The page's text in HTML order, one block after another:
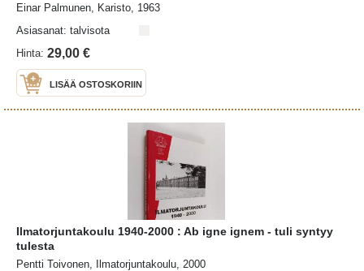
Einar Palmunen, Karisto, 1963
Asiasanat: talvisota
Hinta: 29,00 €
LISÄÄ OSTOSKORIIN
Ilmatorjuntakoulu 1940-2000 : Ab igne ignem - tuli syntyy
tulesta
Pentti Toivonen, Ilmatorjuntakoulu, 2000